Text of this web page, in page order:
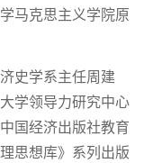
马克思主义学院原
史学系主任周建
学领导力研究中心
国经济出版社教育
思想库》系列出版